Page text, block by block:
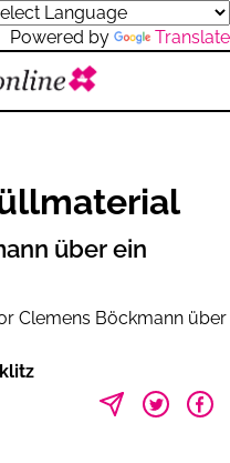
Powered by Translate
über ein